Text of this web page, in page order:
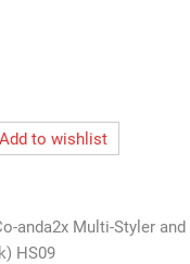
Add to wishlist
anda2x Multi-Styler and
HS09